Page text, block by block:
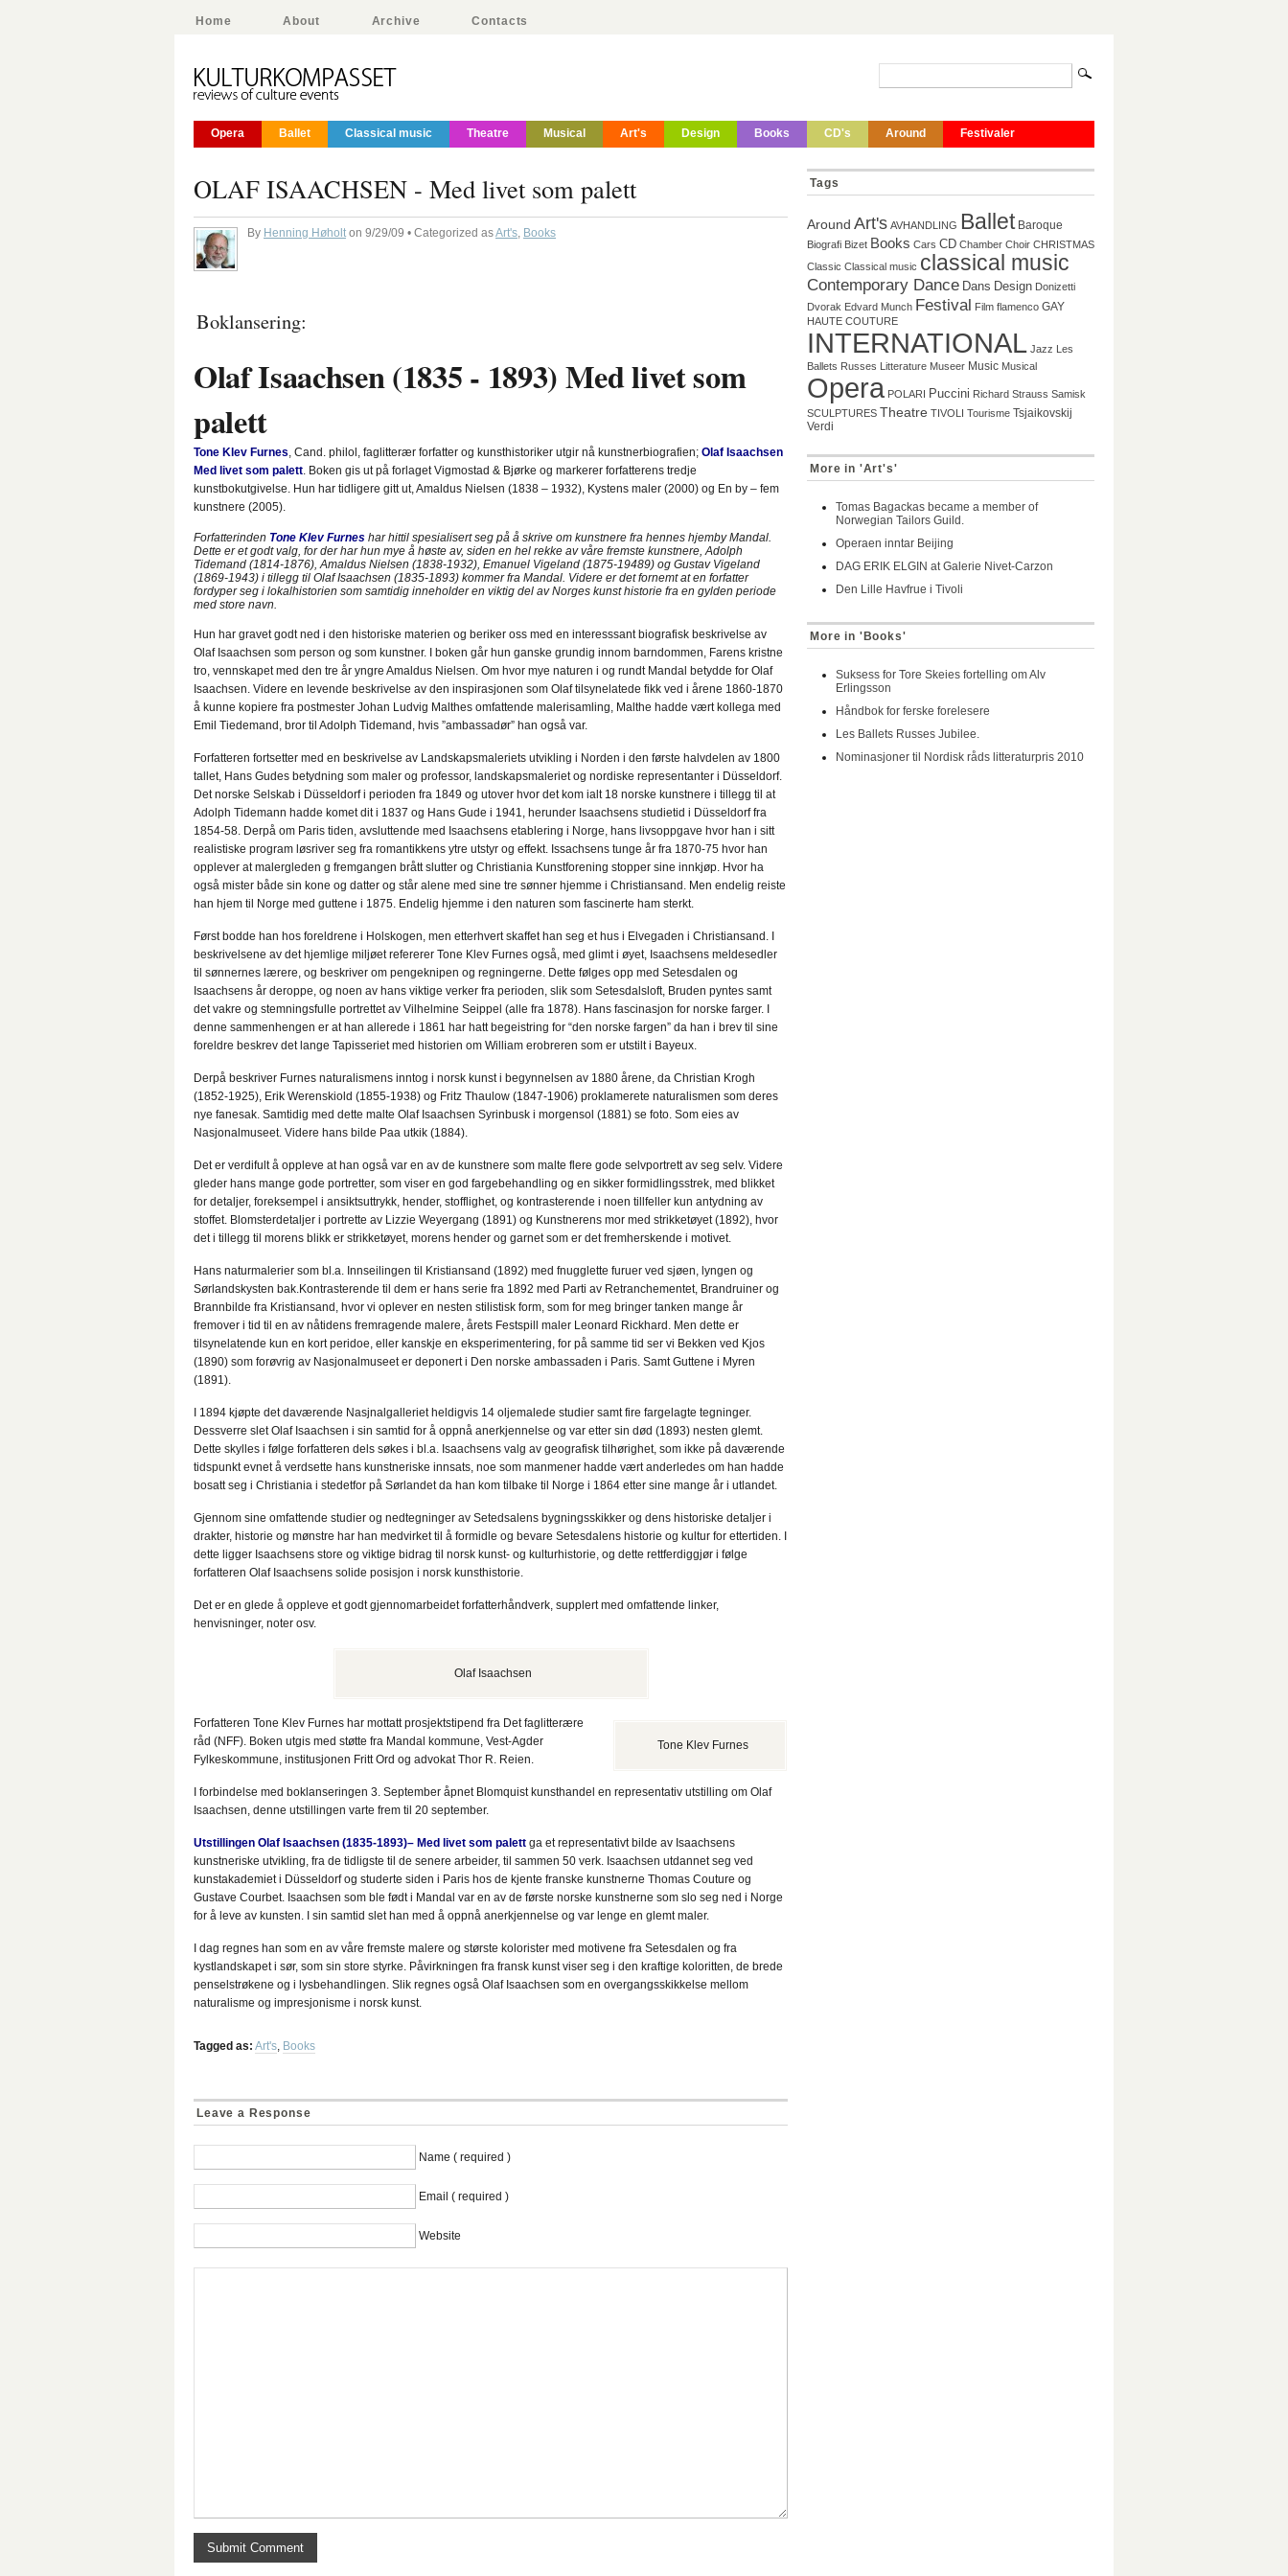
Home About Archive Contacts
Opera Ballet Classical music Theatre Musical Art's Design Books CD's Around Festivaler
OLAF ISAACHSEN - Med livet som palett
By Henning Høholton 9/29/09 • Categorized asArt's, Books
Boklansering:
Olaf Isaachsen (1835 - 1893) Med livet som
palett
Tone Klev Furnes, Cand. philol, faglitterær forfatter og kunsthistoriker utgir nå kunstnerbiografien; Olaf Isaachsen
Med livet som palett. Boken gis ut på forlaget Vigmostad & Bjørke og markerer forfatterens tredje
kunstbokutgivelse. Hun har tidligere gitt ut, Amaldus Nielsen (1838 – 1932), Kystens maler (2000) og En by – fem
kunstnere (2005).
Forfatterinden Tone Klev Furnes har hittil spesialisert seg på å skrive om kunstnere fra hennes hjemby Mandal.
Dette er et godt valg, for der har hun mye å høste av, siden en hel rekke av våre fremste kunstnere, Adolph
Tidemand (1814-1876), Amaldus Nielsen (1838-1932), Emanuel Vigeland (1875-19489) og Gustav Vigeland
(1869-1943) i tillegg til Olaf Isaachsen (1835-1893) kommer fra Mandal. Videre er det fornemt at en forfatter
fordyper seg i lokalhistorien som samtidig inneholder en viktig del av Norges kunst historie fra en gylden periode
med store navn.
Hun har gravet godt ned i den historiske materien og beriker oss med en interesssant biografisk beskrivelse av
Olaf Isaachsen som person og som kunstner. I boken går hun ganske grundig innom barndommen, Farens kristne
tro, vennskapet med den tre år yngre Amaldus Nielsen. Om hvor mye naturen i og rundt Mandal betydde for Olaf
Isaachsen. Videre en levende beskrivelse av den inspirasjonen som Olaf tilsynelatede fikk ved i årene 1860-1870
å kunne kopiere fra postmester Johan Ludvig Malthes omfattende malerisamling, Malthe hadde vært kollega med
Emil Tiedemand, bror til Adolph Tidemand, hvis ”ambassadør” han også var.
Forfatteren fortsetter med en beskrivelse av Landskapsmaleriets utvikling i Norden i den første halvdelen av 1800
tallet, Hans Gudes betydning som maler og professor, landskapsmaleriet og nordiske representanter i Düsseldorf.
Det norske Selskab i Düsseldorf i perioden fra 1849 og utover hvor det kom ialt 18 norske kunstnere i tillegg til at
Adolph Tidemann hadde komet dit i 1837 og Hans Gude i 1941, herunder Isaachsens studietid i Düsseldorf fra
1854-58. Derpå om Paris tiden, avsluttende med Isaachsens etablering i Norge, hans livsoppgave hvor han i sitt
realistiske program løsriver seg fra romantikkens ytre utstyr og effekt. Issachsens tunge år fra 1870-75 hvor han
opplever at malergleden g fremgangen brått slutter og Christiania Kunstforening stopper sine innkjøp. Hvor ha
også mister både sin kone og datter og står alene med sine tre sønner hjemme i Christiansand. Men endelig reiste
han hjem til Norge med guttene i 1875. Endelig hjemme i den naturen som fascinerte ham sterkt.
Først bodde han hos foreldrene i Holskogen, men etterhvert skaffet han seg et hus i Elvegaden i Christiansand. I
beskrivelsene av det hjemlige miljøet refererer Tone Klev Furnes også, med glimt i øyet, Isaachsens meldesedler
til sønnernes lærere, og beskriver om pengeknipen og regningerne. Dette følges opp med Setesdalen og
Isaachsens år deroppe, og noen av hans viktige verker fra perioden, slik som Setesdalsloft, Bruden pyntes samt
det vakre og stemningsfulle portrettet av Vilhelmine Seippel (alle fra 1878). Hans fascinasjon for norske farger. I
denne sammenhengen er at han allerede i 1861 har hatt begeistring for “den norske fargen” da han i brev til sine
foreldre beskrev det lange Tapisseriet med historien om William erobreren som er utstilt i Bayeux.
Derpå beskriver Furnes naturalismens inntog i norsk kunst i begynnelsen av 1880 årene, da Christian Krogh
(1852-1925), Erik Werenskiold (1855-1938) og Fritz Thaulow (1847-1906) proklamerete naturalismen som deres
nye fanesak. Samtidig med dette malte Olaf Isaachsen Syrinbusk i morgensol (1881) se foto. Som eies av
Nasjonalmuseet. Videre hans bilde Paa utkik (1884).
Det er verdifult å oppleve at han også var en av de kunstnere som malte flere gode selvportrett av seg selv. Videre
gleder hans mange gode portretter, som viser en god fargebehandling og en sikker formidlingsstrek, med blikket
for detaljer, foreksempel i ansiktsuttrykk, hender, stofflighet, og kontrasterende i noen tillfeller kun antydning av
stoffet. Blomsterdetaljer i portrette av Lizzie Weyergang (1891) og Kunstnerens mor med strikketøyet (1892), hvor
det i tillegg til morens blikk er strikketøyet, morens hender og garnet som er det fremherskende i motivet.
Hans naturmalerier som bl.a. Innseilingen til Kristiansand (1892) med fnugglette furuer ved sjøen, lyngen og
Sørlandskysten bak.Kontrasterende til dem er hans serie fra 1892 med Parti av Retranchementet, Brandruiner og
Brannbilde fra Kristiansand, hvor vi oplever en nesten stilistisk form, som for meg bringer tanken mange år
fremover i tid til en av nåtidens fremragende malere, årets Festspill maler Leonard Rickhard. Men dette er
tilsynelatende kun en kort peridoe, eller kanskje en eksperimentering, for på samme tid ser vi Bekken ved Kjos
(1890) som forøvrig av Nasjonalmuseet er deponert i Den norske ambassaden i Paris. Samt Guttene i Myren
(1891).
I 1894 kjøpte det daværende Nasjnalgalleriet heldigvis 14 oljemalede studier samt fire fargelagte tegninger.
Dessverre slet Olaf Isaachsen i sin samtid for å oppnå anerkjennelse og var etter sin død (1893) nesten glemt.
Dette skylles i følge forfatteren dels søkes i bl.a. Isaachsens valg av geografisk tilhørighet, som ikke på daværende
tidspunkt evnet å verdsette hans kunstneriske innsats, noe som manmener hadde vært anderledes om han hadde
bosatt seg i Christiania i stedetfor på Sørlandet da han kom tilbake til Norge i 1864 etter sine mange år i utlandet.
Gjennom sine omfattende studier og nedtegninger av Setedsalens bygningsskikker og dens historiske detaljer i
drakter, historie og mønstre har han medvirket til å formidle og bevare Setesdalens historie og kultur for ettertiden. I
dette ligger Isaachsens store og viktige bidrag til norsk kunst- og kulturhistorie, og dette rettferdiggjør i følge
forfatteren Olaf Isaachsens solide posisjon i norsk kunsthistorie.
Det er en glede å oppleve et godt gjennomarbeidet forfatterhåndverk, supplert med omfattende linker,
henvisninger, noter osv.
Olaf Isaachsen
Tone Klev Furnes
Forfatteren Tone Klev Furnes har mottatt prosjektstipend fra Det faglitterære
råd (NFF). Boken utgis med støtte fra Mandal kommune, Vest-Agder
Fylkeskommune, institusjonen Fritt Ord og advokat Thor R. Reien.
I forbindelse med boklanseringen 3. September åpnet Blomquist kunsthandel en representativ utstilling om Olaf
Isaachsen, denne utstillingen varte frem til 20 september.
Utstillingen Olaf Isaachsen (1835-1893)– Med livet som palett ga et representativt bilde av Isaachsens
kunstneriske utvikling, fra de tidligste til de senere arbeider, til sammen 50 verk. Isaachsen utdannet seg ved
kunstakademiet i Düsseldorf og studerte siden i Paris hos de kjente franske kunstnerne Thomas Couture og
Gustave Courbet. Isaachsen som ble født i Mandal var en av de første norske kunstnerne som slo seg ned i Norge
for å leve av kunsten. I sin samtid slet han med å oppnå anerkjennelse og var lenge en glemt maler.
I dag regnes han som en av våre fremste malere og største kolorister med motivene fra Setesdalen og fra
kystlandskapet i sør, som sin store styrke. Påvirkningen fra fransk kunst viser seg i den kraftige koloritten, de brede
penselstrøkene og i lysbehandlingen. Slik regnes også Olaf Isaachsen som en overgangsskikkelse mellom
naturalisme og impresjonisme i norsk kunst.
Tagged as: Art's, Books
Leave a Response
Name ( required )
Email ( required )
Website
Tags
Around Art's AVHANDLING Ballet Baroque
Biografi Bizet Books Cars CD Chamber Choir CHRISTMAS
Classic Classical music classical music
Contemporary Dance Dans Design Donizetti
Dvorak Edvard Munch Festival Film flamenco GAY
HAUTE COUTURE
INTERNATIONAL Jazz Les
Ballets Russes Litterature Museer Music Musical
Opera POLARI Puccini Richard Strauss Samisk
SCULPTURES Theatre TIVOLI Tourisme Tsjaikovskij
Verdi
More in 'Art's'
Tomas Bagackas became a member of
Norwegian Tailors Guild.
Operaen inntar Beijing
DAG ERIK ELGIN at Galerie Nivet-Carzon
Den Lille Havfrue i Tivoli
More in 'Books'
Suksess for Tore Skeies fortelling om Alv
Erlingsson
Håndbok for ferske forelesere
Les Ballets Russes Jubilee.
Nominasjoner til Nordisk råds litteraturpris 2010